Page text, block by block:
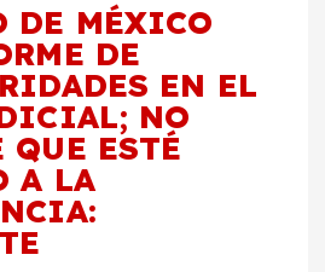
DE MÉXICO
DE
EN EL
NO
ESTÉ
A LA